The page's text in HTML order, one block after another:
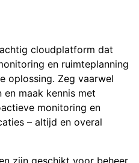
cloudplatform dat
en ruimteplanning
oplossing. Zeg vaarwel
maak kennis met
monitoring en
– altijd en overal
zijn geschikt voor beheer